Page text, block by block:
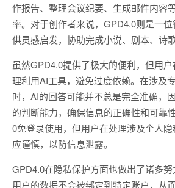
作报告、整理会议纪要、生成邮件内容
率。对于创作者来说，GPD4.0则是一
供灵感启发，协助完成小说、剧本、诗歌
虽然GPD4.0提供了极大的便利，但用
理利用AI工具，避免过度依赖。在涉及
时，AI的回答可能并不总是完全准确，
的判断能力，确保信息的正确性和可靠
0免登录使用，但用户在处理涉及个人
应谨慎，以防信息泄露。
GPD4.0在隐私保护方面也做出了诸多努
用户的数据不会被绑定到特定账户，从